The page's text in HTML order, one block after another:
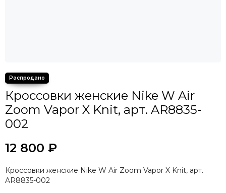
Кроссовки женские Nike W Air
Zoom Vapor X Knit, арт. AR8835-
002
12 800 ₽
Кроссовки женские Nike W Air Zoom Vapor X Knit, арт.
AR8835-002